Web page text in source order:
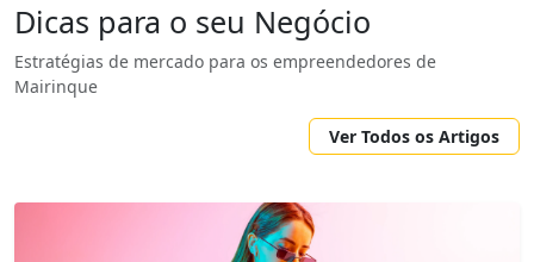
Dicas para o seu Negócio
Estratégias de mercado para os empreendedores de
Mairinque
Ver Todos os Artigos